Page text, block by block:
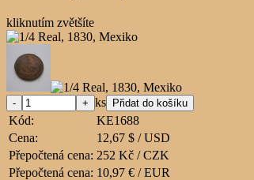
kliknutím zvětšíte
ks
Kód:
KE1688
Cena:
12,67 $ / USD
Přepočtená cena: 252 Kč / CZK
Přepočtená cena: 10,97 € / EUR